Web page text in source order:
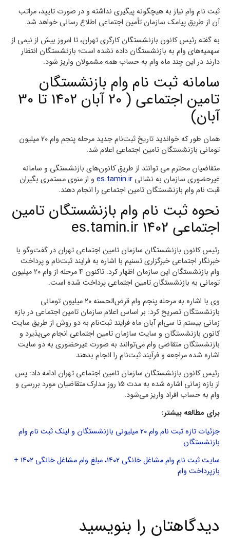
ثبت نام وام نیاز به هیچگونه پیگیری نداشته و در صورت تایید، مراتب
آن از طریق پیامک سازمان تأمین اجتماعی اطلاع رسانی خواهد شد.
به گفته رئیس کانون بازنشستگان کارگری تهران، تا امروز بیش از نیمی از
سهمیه‌های وام به بازنشستگان داده نشده است؛ بازنشستگان انتظار
دارند در این چند ماه وام به حساب همه مشمولان واریز شود.
سامانه ثبت نام وام بازنشستگان
تامین اجتماعی ( 20 آبان 1402 تا 30
آبان)
همان طور که خواندید تاریخ ثبت‌نام جدید مرحله پنجم وام ۲۰ میلیون
تومانی بازنشستگان تامین اجتماعی اعلام شد.
متقاضیان محترم می توانند از طریق کانون‌های بازنشستگی و سامانه
غیرحضوری سازمان به نشانی es.tamin.ir و از منوی مستمری بگیران
قبت نام وام بازنشستگان تامین اجتماعی را انجام دهند.
نحوه ثبت نام وام بازنشستگان تامین
اجتماعی 1402 es.tamin.ir
رئیس کانون بازنشستگان سازمان تامین اجتماعی تهران در گفت‌وگو با
خبرنگار اجتماعی خبرگزاری تسنیم با اشاره به فرایند ثبت‌نام و پرداخت
وام بازنشستگان این سازمان اظهار کرد: تاکنون ۴ مرحله از وام ۲۰ میلیون
تومانی به بازنشستگان تامین اجتماعی پرداخت شده است.
وی با اشاره به مرحله پنجم وام قرض‌الحسنه ۲۰ میلیون تومانی
بازنشستگان تصریح کرد: بر اساس اعلام سازمان تامین اجتماعی در بازه
زمانی بیستم تا سی‌ام آبان ماه فرایند ثبت‌نام به دو روش از طریق سایت
کانون بازنشستگان و سایت سازمان تامین اجتماعی انجام می‌پذیرد و
بازنشستگان متقاضی وام می‌توانند به صورت غیرحضوری به دو سایت
اشاره شده مراجعه و فرآیند ثبت‌نام را انجام بدهند.
رئیس کانون بازنشستگان سازمان تامین اجتماعی تهران ادامه داد: پس
از بازه زمانی اشاره شده به مدت ۱۵ روز مدارک متقاضیان مورد بررسی و
وام به حساب افراد واریز می‌شود.
برای مطالعه بیشتر:
جزئیات تازه ثبت نام وام ۲۰ میلیونی بازنشستگان و لینک ثبت نام وام
بازنشستگان
سایت ثبت نام وام مشاغل خانگی ۱۴۰۲، مبلغ وام مشاغل خانگی ۱۴۰۲ +
بازپرداخت وام
دیدگاهتان را بنویسید